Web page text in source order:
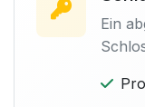
Ein